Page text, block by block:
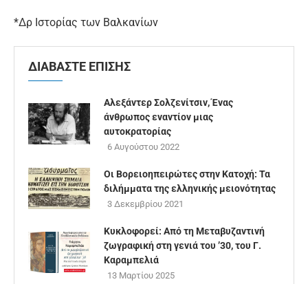
*Δρ Ιστορίας των Βαλκανίων
ΔΙΑΒΑΣΤΕ ΕΠΙΣΗΣ
Αλεξάντερ Σολζενίτσιν, Ένας
άνθρωπος εναντίον μιας
αυτοκρατορίας
6 Αυγούστου 2022
Οι Βορειοηπειρώτες στην Κατοχή: Τα
διλήμματα της ελληνικής μειονότητας
3 Δεκεμβρίου 2021
Κυκλοφορεί: Από τη Μεταβυζαντινή
ζωγραφική στη γενιά του ’30, του Γ.
Καραμπελιά
13 Μαρτίου 2025